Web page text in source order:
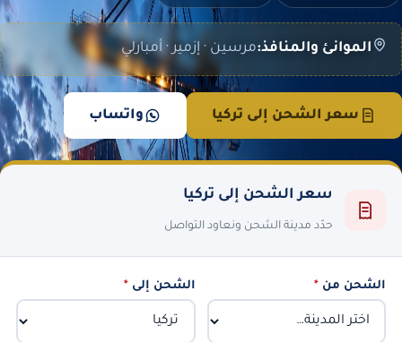
الموانئ والمنافذ:مرسين · إزمير · أمبارلي
سعر الشحن إلى تركيا واتساب
سعر الشحن إلى تركيا
حدّد مدينة الشحن ونعاود التواصل
الشحن من * الشحن إلى*